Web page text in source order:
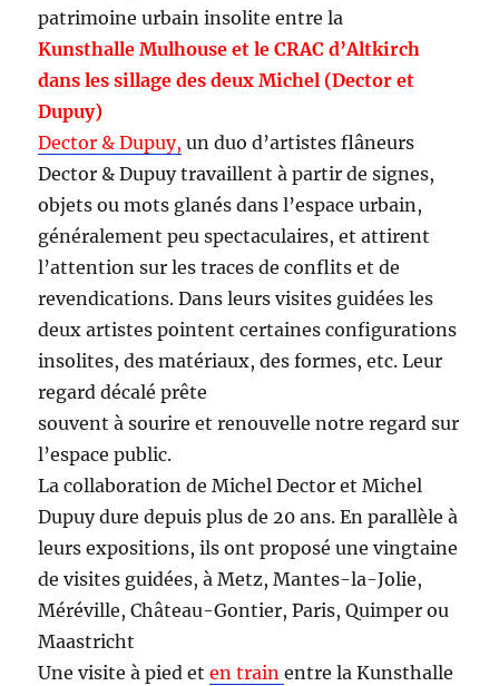
patrimoine urbain insolite entre la
Kunsthalle Mulhouse et le CRAC d’Altkirch
dans les sillage des deux Michel (Dector et
Dupuy)
Dector & Dupuy, un duo d’artistes flâneurs
Dector & Dupuy travaillent à partir de signes,
objets ou mots glanés dans l’espace urbain,
généralement peu spectaculaires, et attirent
l’attention sur les traces de conflits et de
revendications. Dans leurs visites guidées les
deux artistes pointent certaines configurations
insolites, des matériaux, des formes, etc. Leur
regard décalé prête
souvent à sourire et renouvelle notre regard sur
l’espace public.
La collaboration de Michel Dector et Michel
Dupuy dure depuis plus de 20 ans. En parallèle à
leurs expositions, ils ont proposé une vingtaine
de visites guidées, à Metz, Mantes-la-Jolie,
Méréville, Château-Gontier, Paris, Quimper ou
Maastricht
Une visite à pied eten trainentre la Kunsthalle